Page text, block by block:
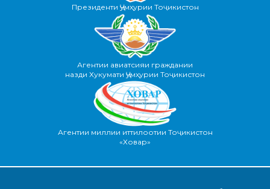
Президенти Ҷумҳурии Тоҷикистон
Агентии авиатсияи граждании
назди Хукумати Ҷумҳурии Тоҷикистон
Агентии миллии иттилоотии Тоҷикистон
«Ховар»